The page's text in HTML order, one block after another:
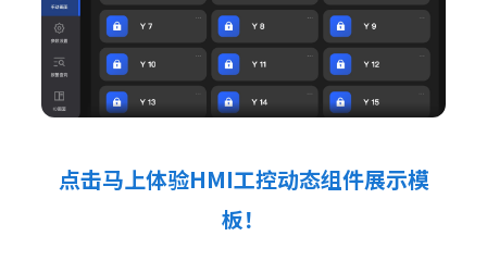
点击马上体验HMI工控动态组件展示模
板！